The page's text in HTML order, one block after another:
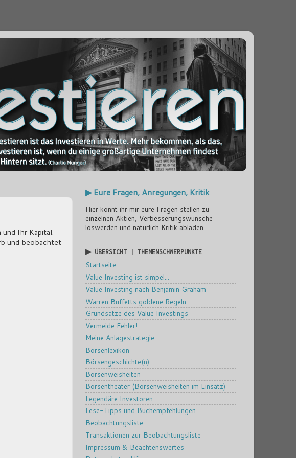
Ihr Kapital.
und beobachtet
▶ Eure Fragen, Anregungen, Kritik
Hier könnt ihr mir eure Fragen stellen zu
einzelnen Aktien, Verbesserungswünsche
loswerden und natürlich Kritik abladen...
▶ ÜBERSICHT | THEMENSCHWERPUNKTE
Startseite
Value Investing ist simpel...
Value Investing nach Benjamin Graham
Warren Buffetts goldene Regeln
Grundsätze des Value Investings
Vermeide Fehler!
Meine Anlagestrategie
Börsenlexikon
Börsengeschichte(n)
Börsenweisheiten
Börsentheater (Börsenweisheiten im Einsatz)
Legendäre Investoren
Lese-Tipps und Buchempfehlungen
Beobachtungsliste
Transaktionen zur Beobachtungsliste
Impressum & Beachtenswertes